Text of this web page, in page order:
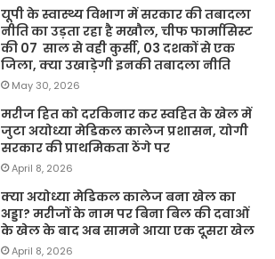
यूपी के स्वास्थ्य विभाग में सरकार की तबादला
नीति का उड़ता रहा है मखौल, चीफ फार्मासिस्ट
की 07 साल से वही कुर्सी, 03 दशकों से एक
जिला, क्या उखाड़ेगी इनकी तबादला नीति
May 30, 2026
मरीज हित को दरकिनार कर स्वहित के खेल में
जुटा अयोध्या मेडिकल कालेज प्रशासन, योगी
सरकार की प्राथमिकता ठेंगे पर
April 8, 2026
क्या अयोध्या मेडिकल कालेज बना खेल का
अड्डा? मरीजों के नाम पर बिना बिल की दवाओं
के खेल के बाद अब सामने आया एक दूसरा खेल
April 8, 2026